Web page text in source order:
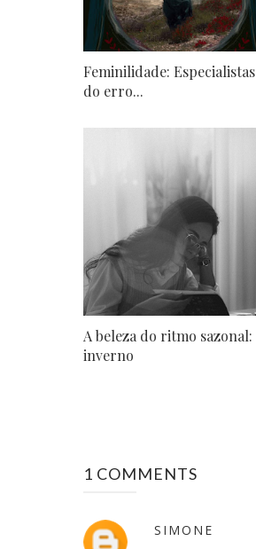
Feminilidade: Especialistas
do erro...
A beleza do ritmo sazonal:
inverno
1 COMMENTS
SIMONE